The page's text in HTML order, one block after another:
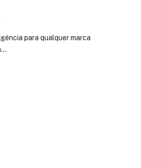
para qualquer marca